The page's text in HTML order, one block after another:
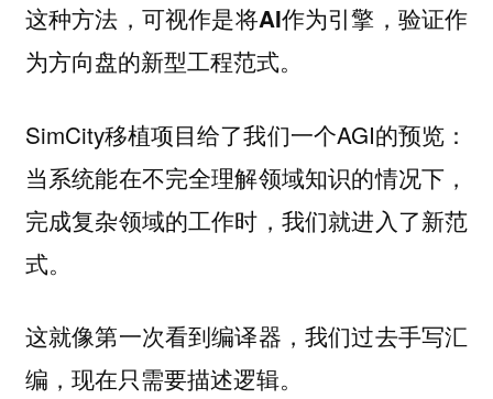
这种方法，可视作是将AI作为引擎，验证作
为方向盘的新型工程范式。
SimCity移植项目给了我们一个AGI的预览：
当系统能在不完全理解领域知识的情况下，
完成复杂领域的工作时，我们就进入了新范
式。
这就像第一次看到编译器，我们过去手写汇
编，现在只需要描述逻辑。